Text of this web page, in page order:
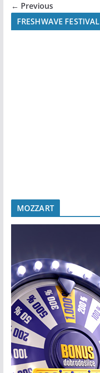
← Previous
FRESHWAVE FESTIVAL
MOZZART